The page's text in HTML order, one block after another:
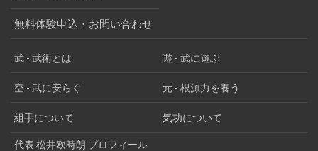
無料体験申込・お問い合わせ
武 - 武術とは 遊 - 武に遊ぶ
空 - 武に安らぐ 元 - 根源力を養う
組手について 気功について
代表 松井欧時朗 プロフィール